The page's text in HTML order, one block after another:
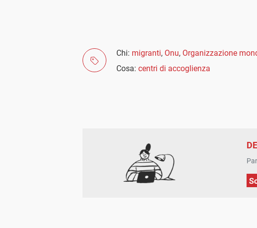
Chi: migranti, Onu, Organizzazione
Cosa: centri di accoglienza